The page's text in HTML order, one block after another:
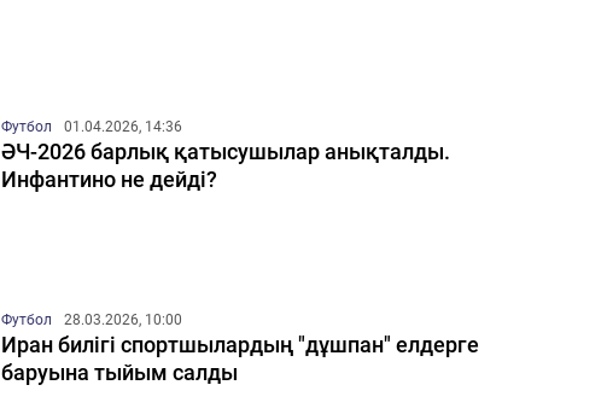
Футбол 01.04.2026, 14:36
ӘЧ-2026 барлық қатысушылар анықталды.
Инфантино не дейді?
Футбол 28.03.2026, 10:00
Иран билігі спортшылардың "дұшпан" елдерге
баруына тыйым салды